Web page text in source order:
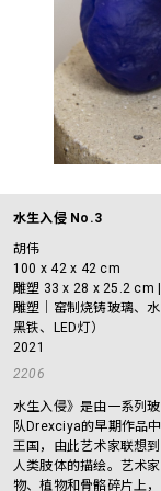
水生入侵 No.3
胡伟
100 x 42 x 42 cm
雕塑 33 x 28 x 25.2 cm
雕塑｜窑制烧铸玻璃、
黑铁、LED灯）
2021
2206
水生入侵》是由一系列
队Drexciya的早期作品
王国，由此艺术家联想
人类肢体的描绘。艺术
物、植物和骨骼碎片上